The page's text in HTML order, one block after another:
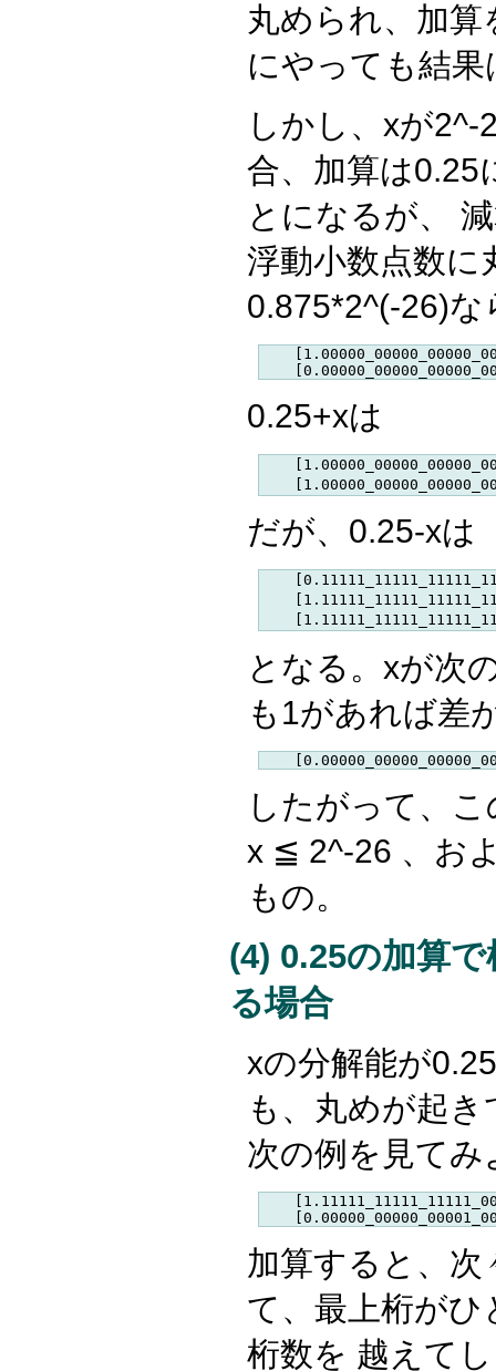
丸められ、加
にやっても結
しかし、xが2^-
合、加算は0.25
とになるが、
浮動小数点数に
0.875*2^(-26)な
0.25+xは
だが、0.25-xは
となる。xが次
も1があれば差
したがって、
x ≦ 2^-26 、お
もの。
(4) 0.25の加算
る場合
xの分解能が
も、丸めが起
次の例を見てみ
加算すると、
て、最上桁がひ
桁数を 越えて